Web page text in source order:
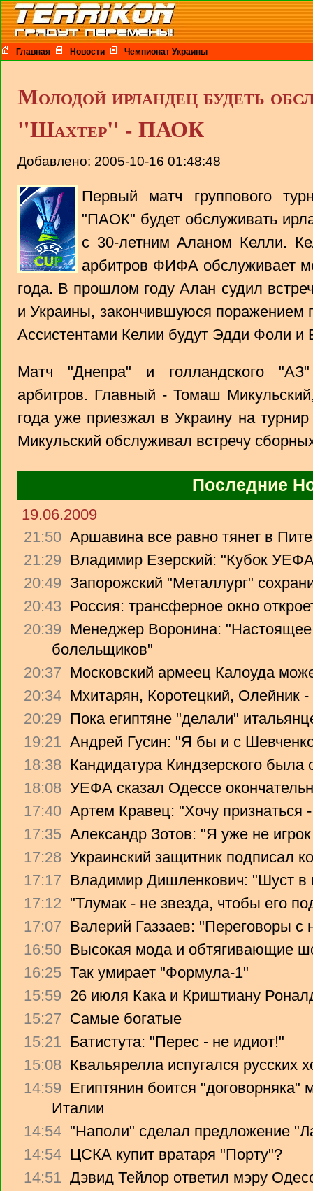
Главная Новости Чемпионат Украины
Молодой ирландец будеть
"Шахтер" - ПАОК
Добавлено: 2005-10-16 01:48:48
Первый матч группового
"ПАОК" будет обслуживать
с 30-летним Аланом Келли.
арбитров ФИФА обслуживает
года. В прошлом году Алан судил
и Украины, закончившуюся поражением
Ассистентами Келии будут Эдди Фоли и
Матч "Днепра" и голландского "АЗ"
арбитров. Главный - Томаш
года уже приезжал в Украину на
Микульский обслуживал встречу
Последние
19.06.2009
21:50 Аршавина все равно тянет в
21:29 Владимир Езерский: "Кубок
20:49 Запорожский "Металлург"
20:43 Россия: трансферное окно
20:39 Менеджер Воронина: "Настоящее
болельщиков"
20:37 Московский армеец Калоуда
20:34 Мхитарян, Коротецкий, Олейник -
20:29 Пока египтяне "делали"
19:21 Андрей Гусин: "Я бы и с
18:38 Кандидатура Киндзерского была
18:08 УЕФА сказал Одессе
17:40 Артем Кравец: "Хочу признаться
17:35 Александр Зотов: "Я уже не
17:28 Украинский защитник подписал
17:17 Владимир Дишленкович: "Шуст в
17:12 "Тлумак - не звезда, чтобы его
17:07 Валерий Газзаев: "Переговоры с
16:50 Высокая мода и обтягивающие
16:25 Так умирает "Формула-1"
15:59 26 июля Кака и Криштиану
15:27 Самые богатые
15:21 Батистута: "Перес - не идиот!"
15:08 Квальярелла испугался русских
14:59 Египтянин боится
Италии
14:54 "Наполи" сделал предложение
14:54 ЦСКА купит вратаря "Порту"?
14:51 Дэвид Тейлор ответил мэру